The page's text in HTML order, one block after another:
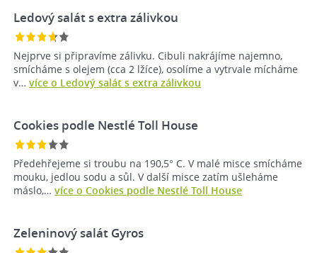
Ledový salát s extra zálivkou
Nejprve si připravíme zálivku. Cibuli nakrájíme najemno,
smícháme s olejem (cca 2 lžíce), osolíme a vytrvale mícháme
v… více o Ledový salát s extra zálivkou
Cookies podle Nestlé Toll House
Předehřejeme si troubu na 190,5° C. V malé misce smícháme
mouku, jedlou sodu a sůl. V další misce zatím ušleháme
máslo,… více o Cookies podle Nestlé Toll House
Zeleninový salát Gyros